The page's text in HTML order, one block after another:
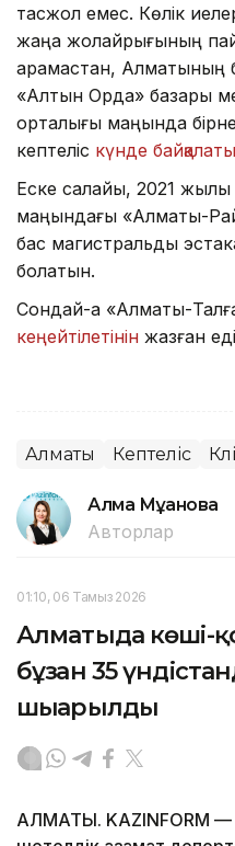
тасжол емес. Көлік
жаңа жолайрығының
қарамастан, Алматының
«Алтын Орда» базары
орталығы маңында
кептеліс күнде
Еске салайық, 2021
маңындағы «Алматы-
бас магистральдық
болатын.
Сондай-ақ «Алматы-
кеңейтілетінін жазған
Алматы Кептеліс
Алма Мұқанова
Авторлар
01:10, 06 Тамыз 2026
Алматыда көші-
бұзған 35
шығарылды
АЛМАТЫ. KAZINFORM —